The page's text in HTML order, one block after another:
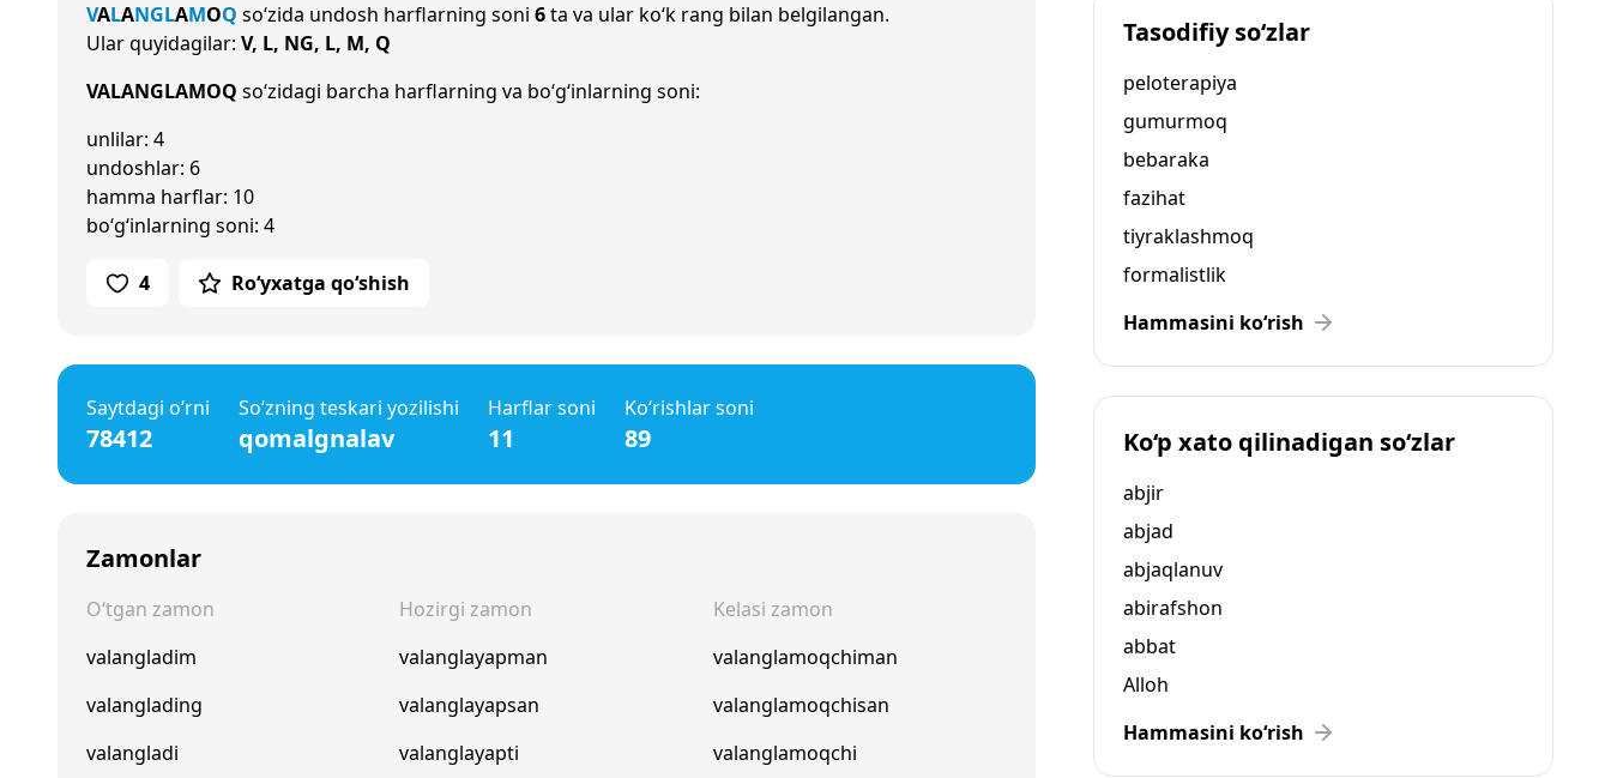
VALANGLAMOQ so‘zida undosh harflarning soni 6ta va ular ko‘k rang bilan belgilangan.
Ular quyidagilar: V, L, NG, L, M, Q
VALANGLAMOQ so‘zidagi barcha harflarning va bo‘g‘inlarning soni:
unlilar: 4
undoshlar: 6
hamma harflar: 10
bo‘g‘inlarning soni: 4
4 Ro‘yxatga qo‘shish
Saytdagi o‘rni
78412
So‘zning teskari yozilishi
qomalgnalav
Harflar soni
11
Ko‘rishlar soni
89
Zamonlar
O‘tgan zamon
valangladim
valanglading
valangladi
Hozirgi zamon
valanglayapman
valanglayapsan
valanglayapti
Kelasi zamon
valanglamoqchiman
valanglamoqchisan
valanglamoqchi
Tasodifiy so‘zlar
peloterapiya
gumurmoq
bebaraka
fazihat
tiyraklashmoq
formalistlik
Hammasini ko‘rish
Ko‘p xato qilinadigan so‘zlar
abjir
abjad
abjaqlanuv
abirafshon
abbat
Alloh
Hammasini ko‘rish